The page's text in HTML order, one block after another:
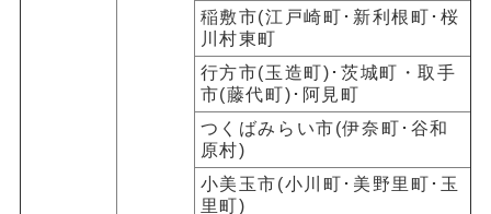
稲敷市(江戸崎町･新利根町 ･ 桜
川村東町
行方市(玉造町) ･茨城町・取手
市(藤代町) ･阿見町
つくばみらい市(伊奈町･谷和
原村)
小美玉市(小川町･美野里町･玉
里町)